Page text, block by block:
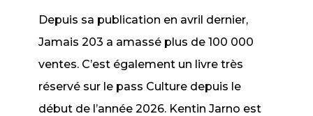
Depuis sa publication en avril dernier,
Jamais 203 a amassé plus de 100 000
ventes. C’est également un livre très
réservé sur le pass Culture depuis le
début de l’année 2026. Kentin Jarno est